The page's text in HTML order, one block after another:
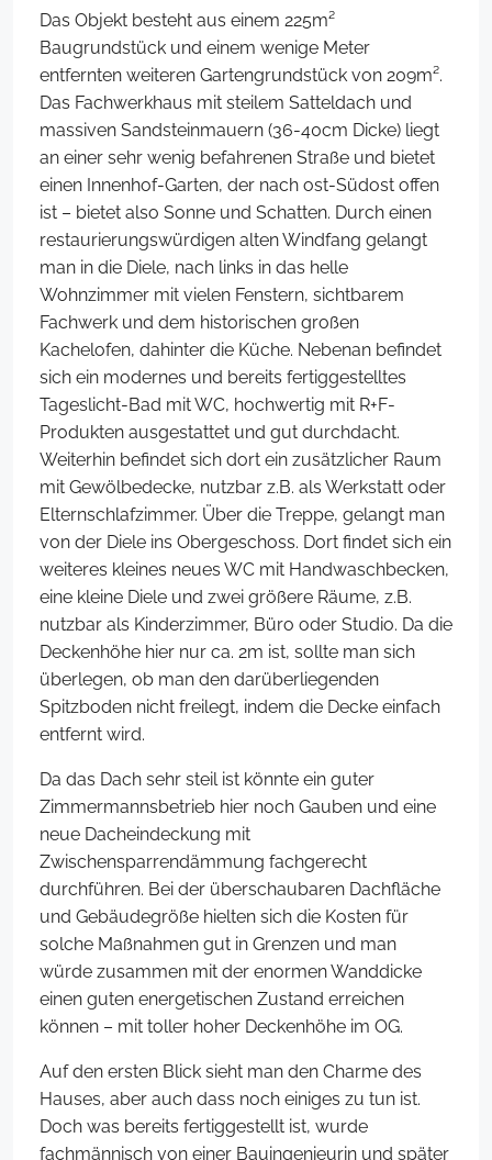
Das Objekt besteht aus einem 225m²
Baugrundstück und einem wenige Meter
entfernten weiteren Gartengrundstück von 209m².
Das Fachwerkhaus mit steilem Satteldach und
massiven Sandsteinmauern (36-40cm Dicke) liegt
an einer sehr wenig befahrenen Straße und bietet
einen Innenhof-Garten, der nach ost-Südost offen
ist – bietet also Sonne und Schatten. Durch einen
restaurierungswürdigen alten Windfang gelangt
man in die Diele, nach links in das helle
Wohnzimmer mit vielen Fenstern, sichtbarem
Fachwerk und dem historischen großen
Kachelofen, dahinter die Küche. Nebenan befindet
sich ein modernes und bereits fertiggestelltes
Tageslicht-Bad mit WC, hochwertig mit R+F-
Produkten ausgestattet und gut durchdacht.
Weiterhin befindet sich dort ein zusätzlicher Raum
mit Gewölbedecke, nutzbar z.B. als Werkstatt oder
Elternschlafzimmer. Über die Treppe, gelangt man
von der Diele ins Obergeschoss. Dort findet sich ein
weiteres kleines neues WC mit Handwaschbecken,
eine kleine Diele und zwei größere Räume, z.B.
nutzbar als Kinderzimmer, Büro oder Studio. Da die
Deckenhöhe hier nur ca. 2m ist, sollte man sich
überlegen, ob man den darüberliegenden
Spitzboden nicht freilegt, indem die Decke einfach
entfernt wird.
Da das Dach sehr steil ist könnte ein guter
Zimmermannsbetrieb hier noch Gauben und eine
neue Dacheindeckung mit
Zwischensparrendämmung fachgerecht
durchführen. Bei der überschaubaren Dachfläche
und Gebäudegröße hielten sich die Kosten für
solche Maßnahmen gut in Grenzen und man
würde zusammen mit der enormen Wanddicke
einen guten energetischen Zustand erreichen
können – mit toller hoher Deckenhöhe im OG.
Auf den ersten Blick sieht man den Charme des
Hauses, aber auch dass noch einiges zu tun ist.
Doch was bereits fertiggestellt ist, wurde
fachmännisch von einer Bauingenieurin und später